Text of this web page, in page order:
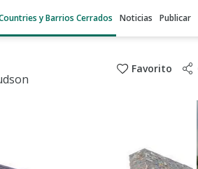
y Barrios Cerrados Noticias Publicar
Favorito